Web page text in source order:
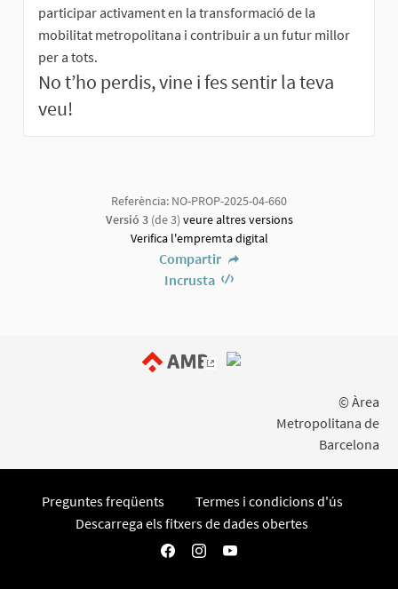
participar activament en la transformació de la
mobilitat metropolitana i contribuir a un futur millor
per a tots.
No t’ho perdis, vine i fes sentir la teva
veu!
Referència: NO-PROP-2025-04-660
Versió 3(de 3) veure altres versions
Verifica l'empremta digital
Compartir
Incrusta
© Àrea
Metropolitana de
Barcelona
Preguntes freqüents
Termes i condicions d'ús
Descarrega els fitxers de dades obertes
Participa AMB a Facebook
Participa AMB a Instagram
Participa AMB a YouTube